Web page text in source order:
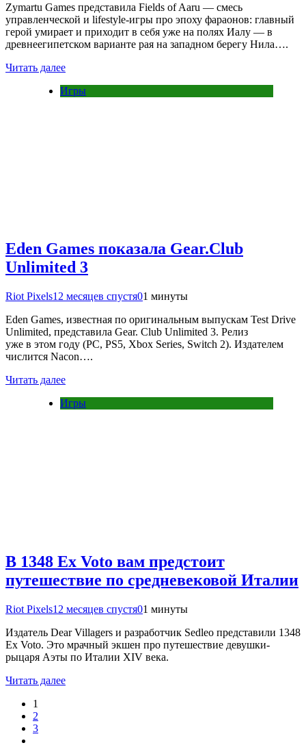
Zymartu Games представила Fields of Aaru — смесь
управленческой и lifestyle-игры про эпоху фараонов: главный
герой умирает и приходит в себя уже на полях Иалу — в
древнеегипетском варианте рая на западном берегу Нила….
Читать далее
Игры
Eden Games показала Gear.Club
Unlimited 3
Riot Pixels12 месяцев спустя01 минуты
Eden Games, известная по оригинальным выпускам Test Drive
Unlimited, представила Gear. Club Unlimited 3. Релиз
уже в этом году (PC, PS5, Xbox Series, Switch 2). Издателем
числится Nacon….
Читать далее
Игры
В 1348 Ex Voto вам предстоит
путешествие по средневековой Италии
Riot Pixels12 месяцев спустя01 минуты
Издатель Dear Villagers и разработчик Sedleo представили 1348
Ex Voto. Это мрачный экшен про путешествие девушки-
рыцаря Аэты по Италии XIV века.
Читать далее
1
2
3